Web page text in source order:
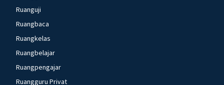
Ruanguji
Ruangbaca
Ruangkelas
Ruangbelajar
Ruangpengajar
Ruangguru Privat